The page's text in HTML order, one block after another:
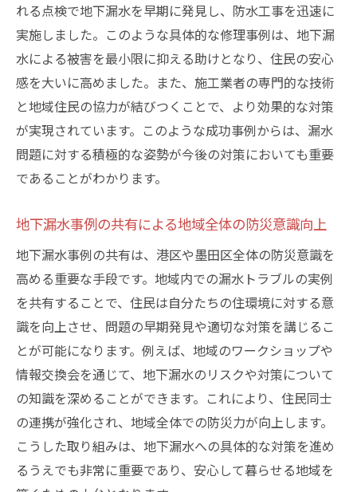
れる点検で地下漏水を早期に発見し、防水工事を迅速に
実施しました。このような具体的な修理事例は、地下漏
水による被害を最小限に抑える助けとなり、住民の安心
感を大いに高めました。また、施工業者の専門的な技術
と地域住民の協力が結びつくことで、より効果的な対策
が実現されています。このような成功事例からは、漏水
問題に対する積極的な姿勢が今後の対策においても重要
であることがわかります。
地下漏水事例の共有による地域全体の防災意識向上
地下漏水事例の共有は、港区や墨田区全体の防災意識を
高める重要な手段です。地域内での漏水トラブルの実例
を共有することで、住民は自分たちの住環境に対する意
識を向上させ、問題の早期発見や適切な対策を講じるこ
とが可能になります。例えば、地域のワークショップや
情報交換会を通じて、地下漏水のリスクや対策について
の知識を深めることができます。これにより、住民同士
の連携が強化され、地域全体での防災力が向上します。
こうした取り組みは、地下漏水への具体的な対策を進め
るうえでも非常に重要であり、安心して暮らせる地域を